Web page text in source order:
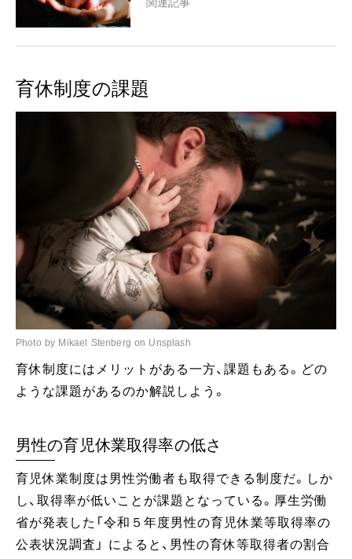
関連記事
育休制度の課題
Photo by Mikael Stenberg on Unsplash
育休制度にはメリットがある一方、課題もある。どの
ような課題があるのか解説しよう。
男性の育児休業取得率の低さ
育児休業制度は男性労働者も取得できる制度だ。しか
し、取得率が低いことが課題となっている。厚生労働
省が発表した「令和５年度男性の育児休業等取得率の
公表状況調査」 によると、男性の育休等取得者の割合